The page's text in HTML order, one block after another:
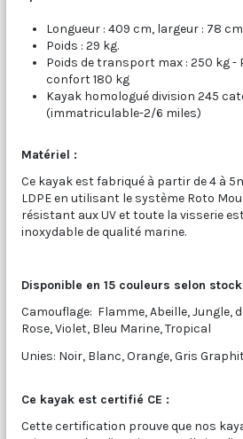
Longueur : 409 cm, largeur : 78 cm
Poids : 29 kg.
Poids de transport max : 250 kg -
confort 180 kg
Kayak homologué division 245
(immatriculable-2/6 miles)
Matériel :
Ce kayak est fabriqué à partir de 4 à
LDPE en utilisant le système Roto
résistant aux UV et toute la visserie
inoxydable de qualité marine.
Disponible en 15 couleurs selon
Camouflage: Flamme, Abeille, Jungle,
Rose, Violet, Bleu Marine, Tropical
Unies: Noir, Blanc, Orange, Gris
Ce kayak est certifié CE :
Cette certification prouve que nos